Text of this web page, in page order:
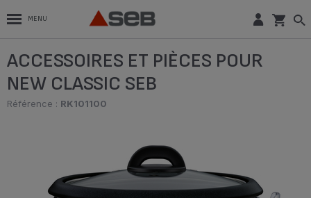
MENU
ACCESSOIRES ET PIÈCES POUR
NEW CLASSIC SEB
Référence : RK101100